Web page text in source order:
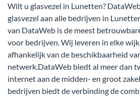
Wilt u glasvezel in Lunetten?
glasvezel aan alle bedrijven in
van DataWeb is de meest
voor bedrijven. Wij leveren in elke
afhankelijk van de beschikbaarheid
netwerk.DataWeb biedt al meer dan
internet aan de midden- en groot
bedrijven biedt de verbinding de